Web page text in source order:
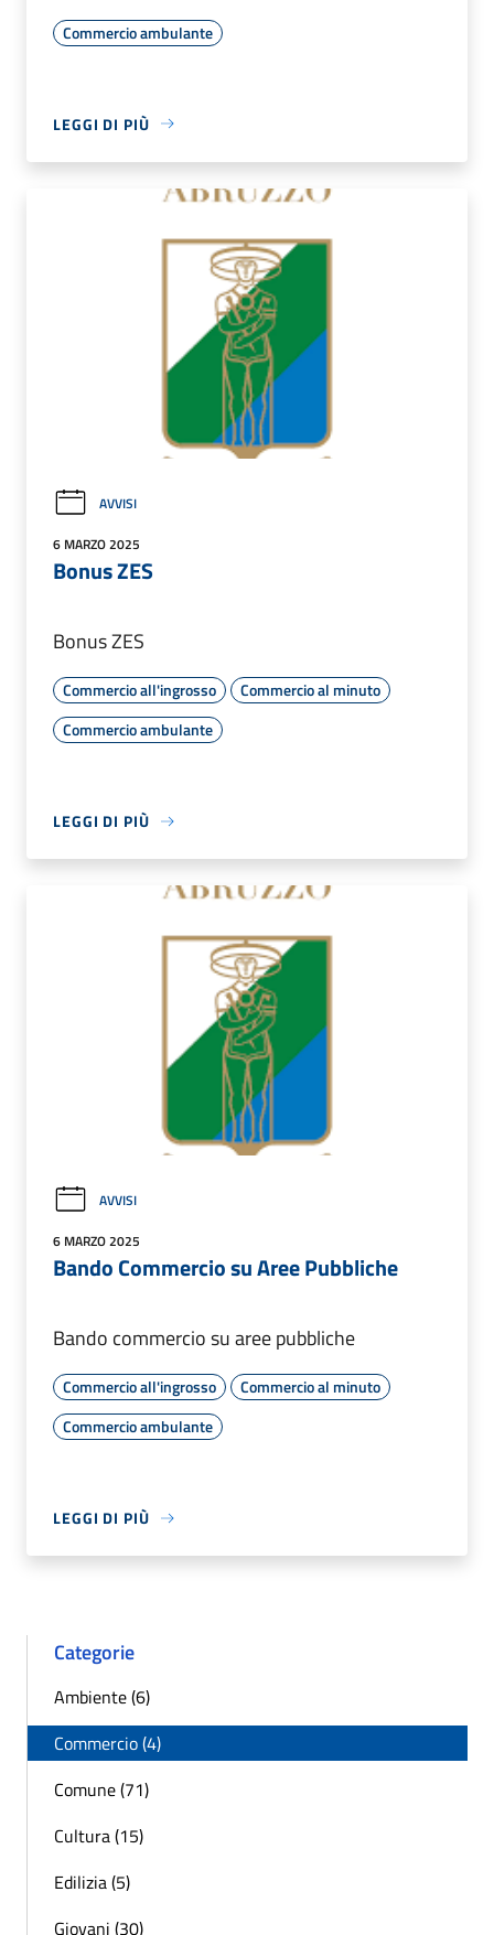
Commercio ambulante
LEGGI DI PIÙ
AVVISI
6 MARZO 2025
Bonus ZES
Bonus ZES
Commercio all'ingrosso
Commercio al minuto
Commercio ambulante
LEGGI DI PIÙ
AVVISI
6 MARZO 2025
Bando Commercio su Aree Pubbliche
Bando commercio su aree pubbliche
Commercio all'ingrosso
Commercio al minuto
Commercio ambulante
LEGGI DI PIÙ
Categorie
Ambiente (6)
Commercio (4)
Comune (71)
Cultura (15)
Edilizia (5)
Giovani (30)